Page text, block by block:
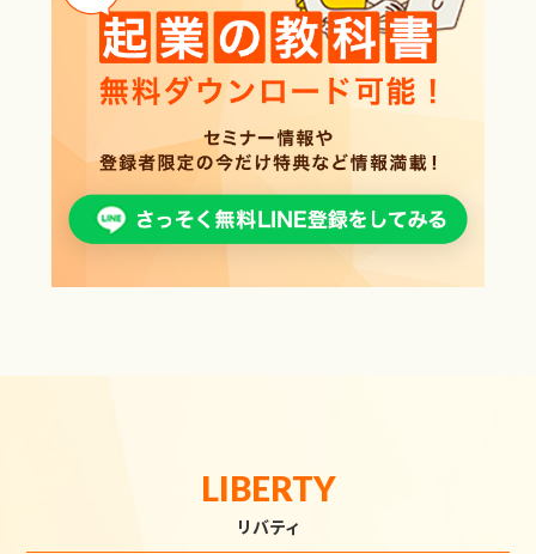
LIBERTY
リバティ